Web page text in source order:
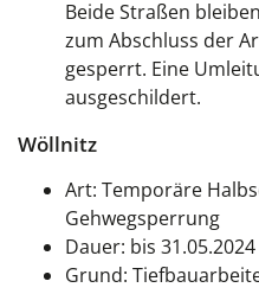
Beide Straßen
zum Abschluss der
gesperrt. Eine
ausgeschildert.
Wöllnitz
Art: Temporäre
Gehwegsperrung
Dauer: bis 31.05.2024
Grund: